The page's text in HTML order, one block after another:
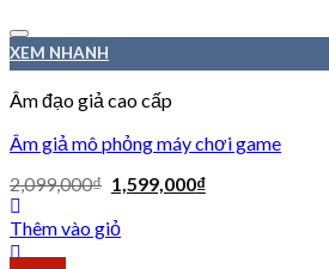
XEM NHANH
Âm đạo giả cao cấp
Âm giả mô phỏng máy chơi game
2,099,000₫ 1,599,000₫
Thêm vào giỏ